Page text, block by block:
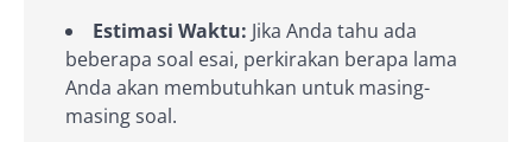
Estimasi Waktu: Jika Anda tahu ada
beberapa soal esai, perkirakan berapa lama
Anda akan membutuhkan untuk masing-
masing soal.